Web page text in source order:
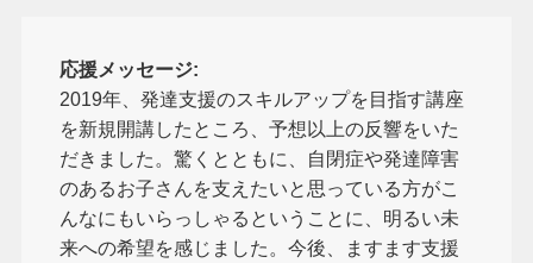
応援メッセージ:
2019年、発達支援のスキルアップを目指す講座
を新規開講したところ、予想以上の反響をいた
だきました。驚くとともに、自閉症や発達障害
のあるお子さんを支えたいと思っている方がこ
んなにもいらっしゃるということに、明るい未
来への希望を感じました。今後、ますます支援